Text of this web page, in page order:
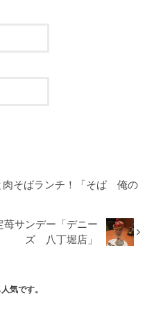
肉そばランチ！「そば 俺の
苺サンデー「デニー
ズ 八丁堀店」
気です。